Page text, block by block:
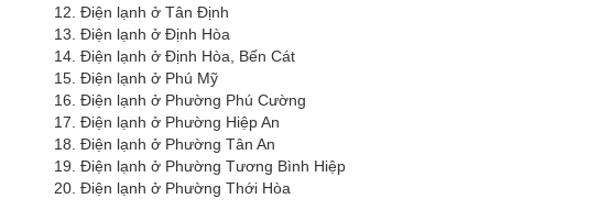
12. Điện lạnh ở Tân Định
13. Điện lạnh ở Định Hòa
14. Điện lạnh ở Định Hòa, Bến Cát
15. Điện lạnh ở Phú Mỹ
16. Điện lạnh ở Phường Phú Cường
17. Điện lạnh ở Phường Hiệp An
18. Điện lạnh ở Phường Tân An
19. Điện lạnh ở Phường Tương Bình Hiệp
20. Điện lạnh ở Phường Thới Hòa